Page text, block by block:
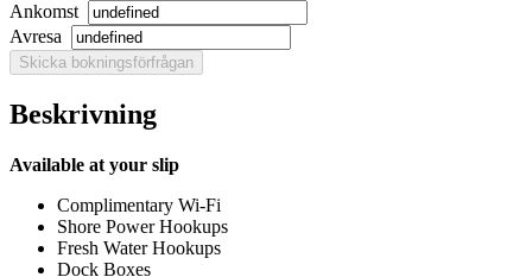
Ankomst
Avresa
Beskrivning
Available at your slip
Complimentary Wi-Fi
Shore Power Hookups
Fresh Water Hookups
Dock Boxes